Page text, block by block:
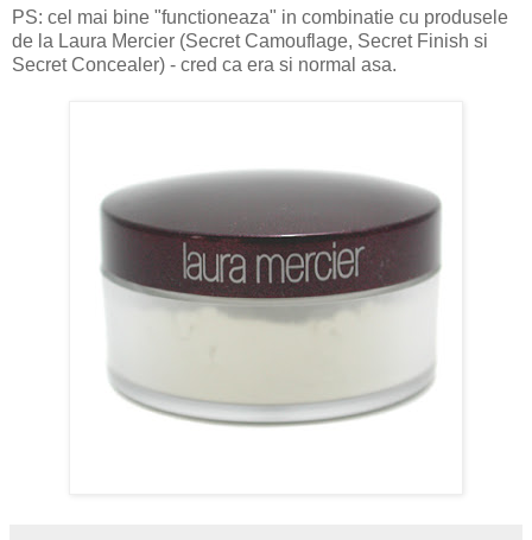
PS: cel mai bine "functioneaza" in combinatie cu produsele
de la Laura Mercier (Secret Camouflage, Secret Finish si
Secret Concealer) - cred ca era si normal asa.